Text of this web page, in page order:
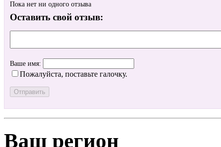
Пока нет ни одного отзыва
Оставить свой отзыв:
Ваше имя:
Пожалуйста, поставьте галочку.
Ваш регион